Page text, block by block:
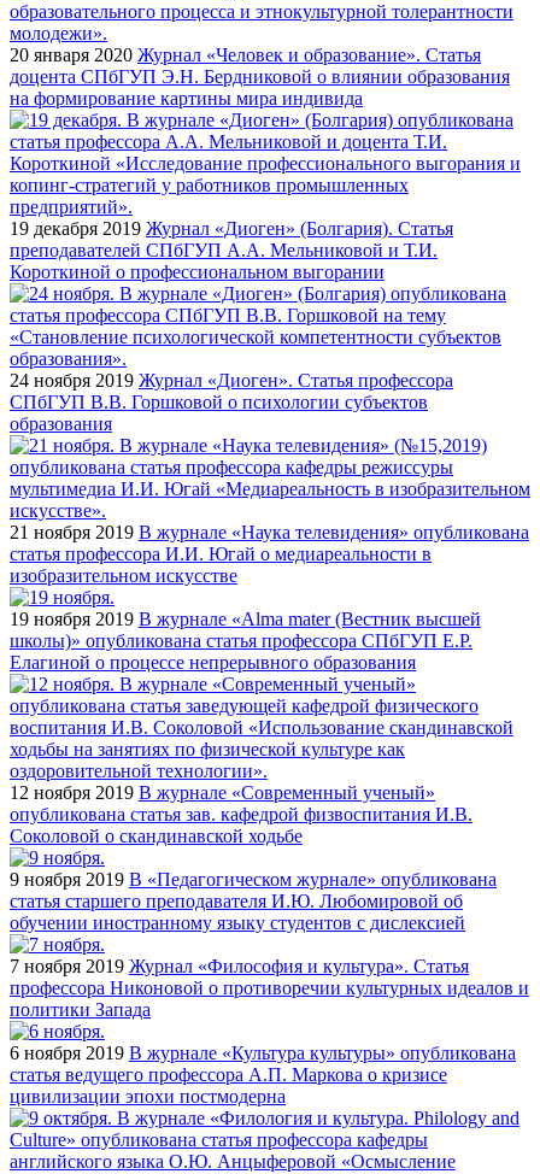
20 января 2020 Журнал «Человек и образование». Статья
доцента СПбГУП Э.Н. Бердниковой о влиянии образования
на формирование картины мира индивида
19 декабря 2019 Журнал «Диоген» (Болгария). Статья
преподавателей СПбГУП А.А. Мельниковой и Т.И.
Короткиной о профессиональном выгорании
24 ноября 2019 Журнал «Диоген». Статья профессора
СПбГУП В.В. Горшковой о психологии субъектов
образования
21 ноября 2019 В журнале «Наука телевидения» опубликована
статья профессора И.И. Югай о медиареальности в
изобразительном искусстве
19 ноября 2019 В журнале «Alma mater (Вестник высшей
школы)» опубликована статья профессора СПбГУП Е.Р.
Елагиной о процессе непрерывного образования
12 ноября 2019 В журнале «Современный ученый»
опубликована статья зав. кафедрой физвоспитания И.В.
Соколовой о скандинавской ходьбе
9 ноября 2019 В «Педагогическом журнале» опубликована
статья старшего преподавателя И.Ю. Любомировой об
обучении иностранному языку студентов с дислексией
7 ноября 2019 Журнал «Философия и культура». Статья
профессора Никоновой о противоречии культурных идеалов и
политики Запада
6 ноября 2019 В журнале «Культура культуры» опубликована
статья ведущего профессора А.П. Маркова о кризисе
цивилизации эпохи постмодерна